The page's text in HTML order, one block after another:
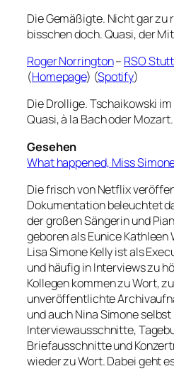
Die Gemäßigte. Nicht gar zu
bisschen doch. Quasi, der
Roger Norrington– RSO
(Homepage) (Spotify)
Die Drollige. Tschaikowski
Quasi, à la Bach oder Mozart.
Gesehen
What happened, Miss
Die frisch von Netflix
Dokumentation beleuchtet
der großen Sängerin und
geboren als Eunice Kathleen
Lisa Simone Kelly ist als
und häufig in Interviews zu
Kollegen kommen zu Wort,
unveröffentlichte
und auch Nina Simone
Interviewausschnitte,
Briefausschnitte und
wieder zu Wort. Dabei geht